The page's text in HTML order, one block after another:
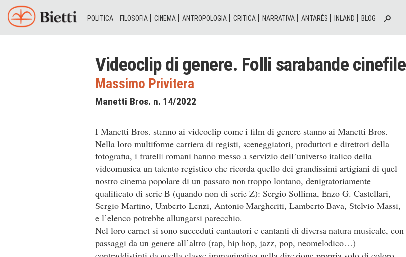
POLITICA FILOSOFIA CINEMA ANTROPOLOGIA CRITICA NARRATIVA ANTARÉS INLAND BLOG
Videoclip di genere. Folli sarabande cinefile
Massimo Privitera
Manetti Bros. n. 14/2022
I Manetti Bros. stanno ai videoclip come i film di genere stanno ai Manetti Bros.
Nella loro multiforme carriera di registi, sceneggiatori, produttori e direttori della
fotografia, i fratelli romani hanno messo a servizio dell’universo italico della
videomusica un talento registico che ricorda quello dei grandissimi artigiani di quel
nostro cinema popolare di un passato non troppo lontano, denigratoriamente
qualificato di serie B (quando non di serie Z): Sergio Sollima, Enzo G. Castellari,
Sergio Martino, Umberto Lenzi, Antonio Margheriti, Lamberto Bava, Stelvio Massi,
e l’elenco potrebbe allungarsi parecchio.
Nel loro carnet si sono succeduti cantautori e cantanti di diversa natura musicale, con
passaggi da un genere all’altro (rap, hip hop, jazz, pop, neomelodico…)